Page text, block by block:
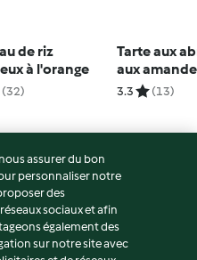
de riz
à l'orange
(32)
Tarte aux
aux
3.3 (13)
assurer du bon
personnaliser notre
des
sociaux et afin
également des
sur notre site avec